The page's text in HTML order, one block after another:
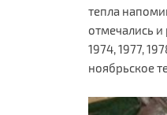
тепла
отмечались и
1974, 1977,
ноябрьское